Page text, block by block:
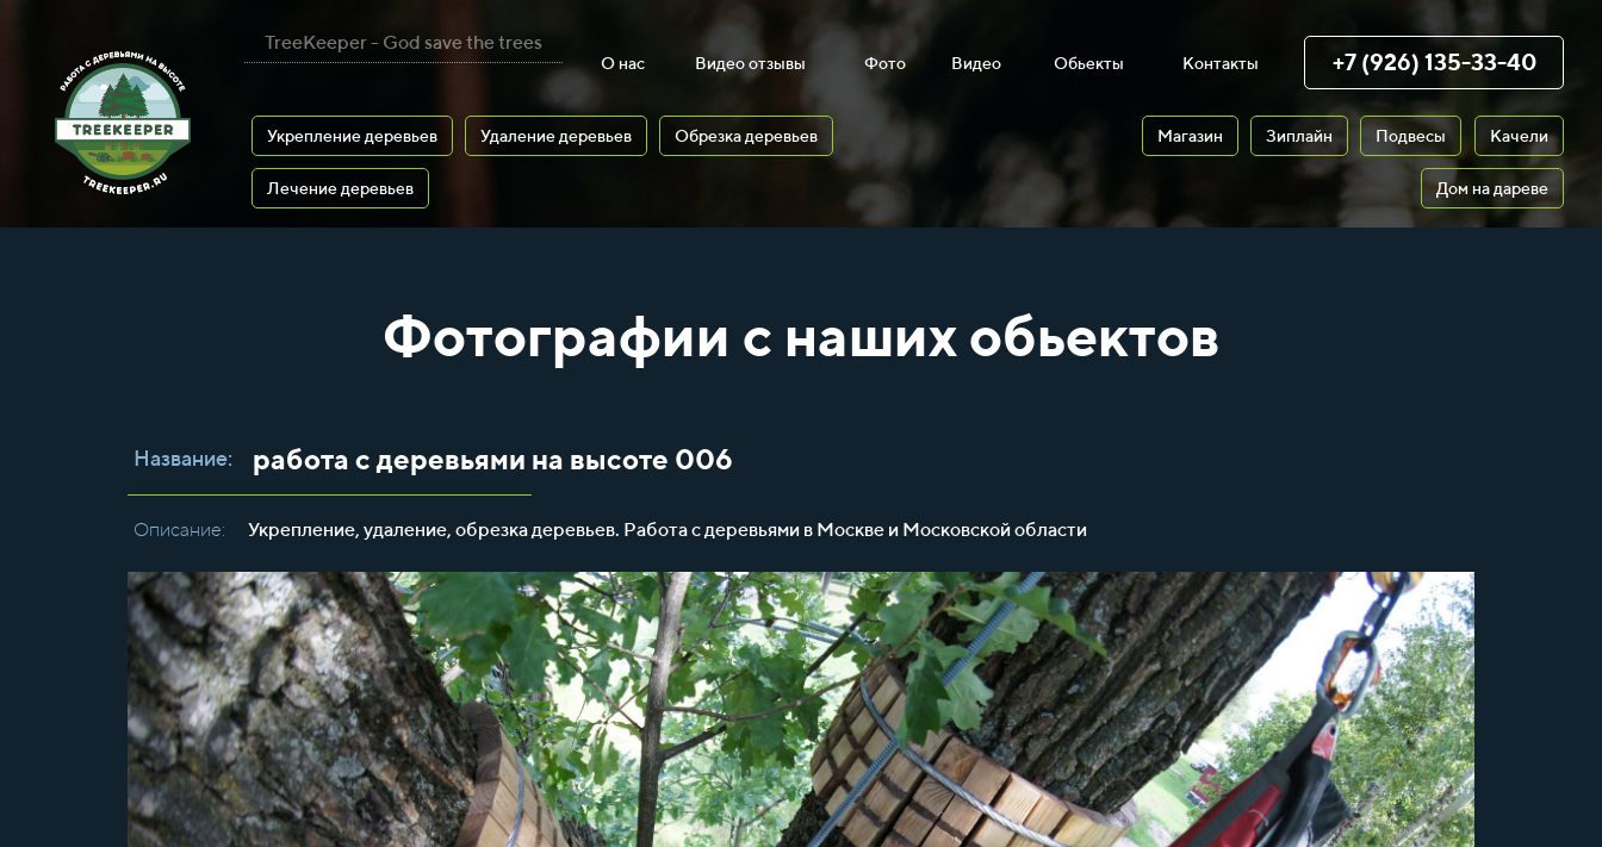
TreeKeeper - God save the trees
О нас Видео отзывы Фото Видео Обьекты Контакты +7 (926) 135-33-40
Укрепление деревьев Удаление деревьев Обрезка деревьев
Лечение деревьев
Магазин Зиплайн Подвесы Качели
Дом на дареве
Фотографии с наших обьектов
Название: работа с деревьями на высоте 006
Описание: Укрепление, удаление, обрезка деревьев. Работа с деревьями в Москве и Московской области